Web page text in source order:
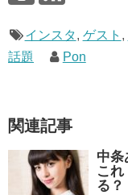
インスタ, ゲスト ,
話題
Pon
関連記事
中条
こ
る？